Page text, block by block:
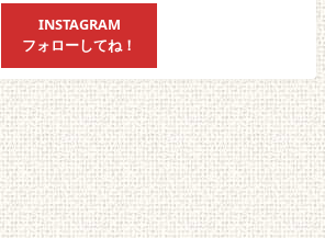
INSTAGRAM
フォローしてね！